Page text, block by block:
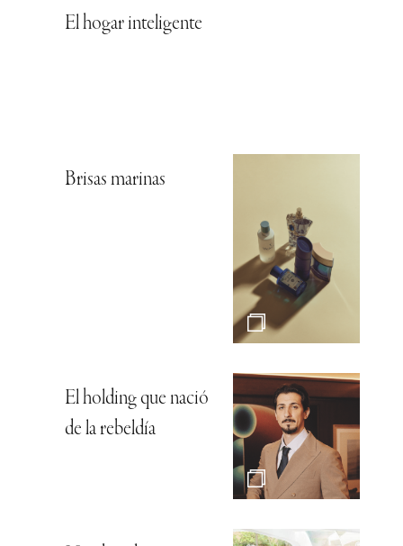
El hogar inteligente
Brisas marinas
El holding que nació
de la rebeldía